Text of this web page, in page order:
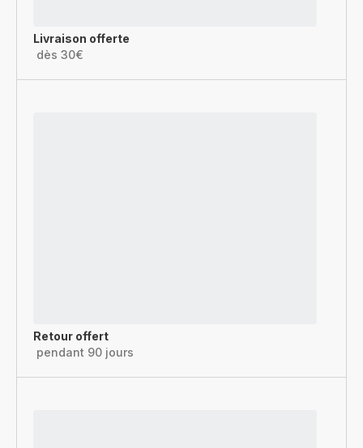
Livraison offerte
dès 30€
Retour offert
pendant 90 jours